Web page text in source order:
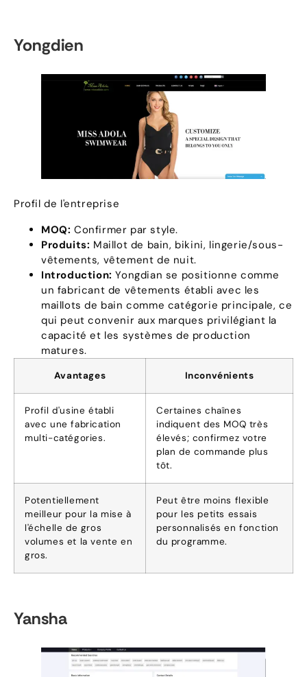
Yongdien
Profil de l'entreprise
MOQ: Confirmer par style.
Produits: Maillot de bain, bikini, lingerie/sous-
vêtements, vêtement de nuit.
Introduction: Yongdian se positionne comme
un fabricant de vêtements établi avec les
maillots de bain comme catégorie principale, ce
qui peut convenir aux marques privilégiant la
capacité et les systèmes de production
matures.
Avantages Inconvénients
Profil d'usine établi
avec une fabrication
multi-catégories.
Certaines chaînes
indiquent des MOQ très
élevés; confirmez votre
plan de commande plus
tôt.
Potentiellement
meilleur pour la mise à
l'échelle de gros
volumes et la vente en
gros.
Peut être moins flexible
pour les petits essais
personnalisés en fonction
du programme.
Yansha